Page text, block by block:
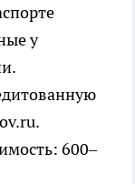
у
600–